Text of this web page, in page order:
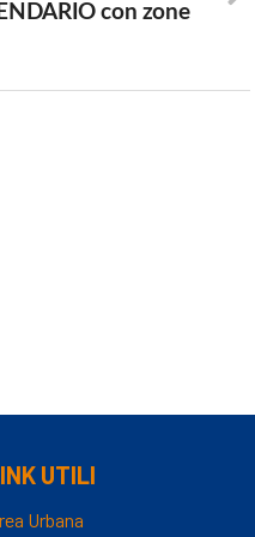
con zone
UTILI
Urbana